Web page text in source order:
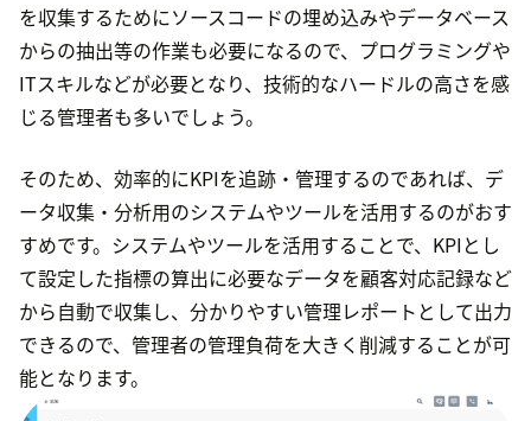
を収集するためにソースコードの埋め込みやデータベース
からの抽出等の作業も必要になるので、プログラミングや
ITスキルなどが必要となり、技術的なハードルの高さを感
じる管理者も多いでしょう。
そのため、効率的にKPIを追跡・管理するのであれば、デ
ータ収集・分析用のシステムやツールを活用するのがおす
すめです。システムやツールを活用することで、KPIとし
て設定した指標の算出に必要なデータを顧客対応記録など
から自動で収集し、分かりやすい管理レポートとして出力
できるので、管理者の管理負荷を大きく削減することが可
能となります。